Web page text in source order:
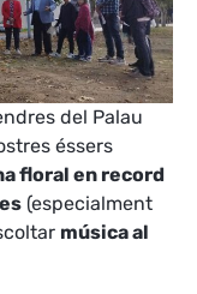
del Palau
éssers
floral en record
(especialment
música al